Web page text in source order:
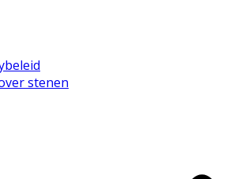
stenen